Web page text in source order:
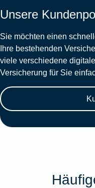
Unsere
Sie möchten einen
Ihre bestehenden
viele verschiedene
Versicherung für Sie